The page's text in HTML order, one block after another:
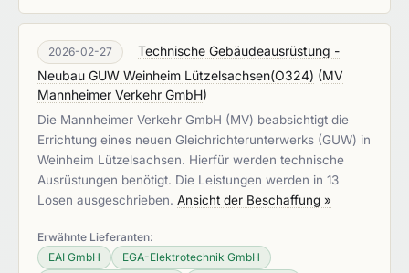
2026-02-27
Technische Gebäudeausrüstung -
Neubau GUW Wein­heim Lüt­zel­sach­sen(O324) (MV
Mannheimer Verkehr GmbH)
Die Mannheimer Verkehr GmbH (MV) beabsichtigt die
Errichtung eines neuen Gleichrichterunterwerks (GUW) in
Wein­heim Lüt­zel­sach­sen. Hierfür werden technische
Ausrüstungen benötigt. Die Leistungen werden in 13
Losen ausgeschrieben. Ansicht der Beschaffung »
Erwähnte Lieferanten:
EAI GmbH
EGA-Elektrotechnik GmbH